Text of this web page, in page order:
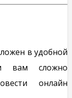
в удобной
вам сложно
онлайн